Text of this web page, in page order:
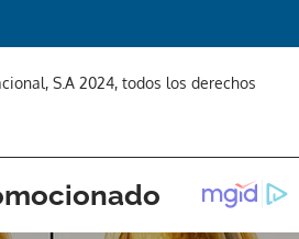
S.A 2024, todos los derechos